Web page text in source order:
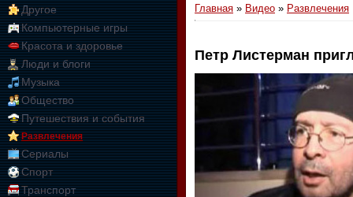
Другое
Компьютерные игры
Красота и здоровье
Люди и блоги
Музыка
Общество
Путешествия и события
Развлечения
Сериалы
Спорт
Транспорт
Главная » Видео » Развлечения
Петр Листерман